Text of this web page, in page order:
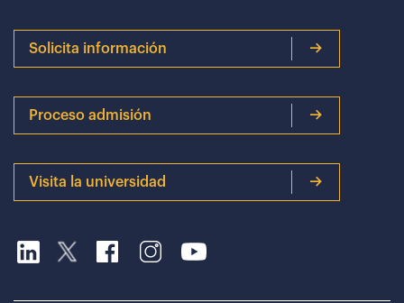
Solicita información
Proceso admisión
Visita la universidad